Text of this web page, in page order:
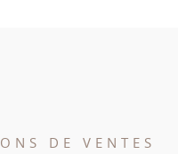
DE VENTES